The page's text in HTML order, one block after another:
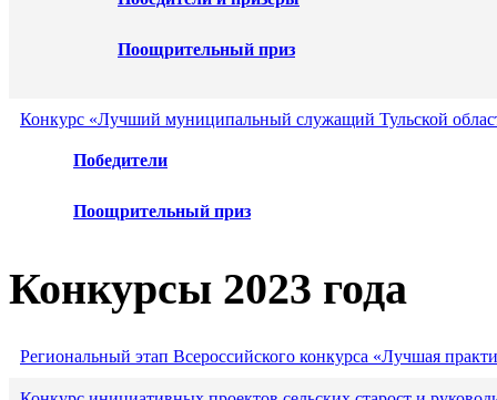
Поощрительный приз
Конкурс «Лучший муниципальный служащий Тульской
Победители
Поощрительный приз
Конкурсы 2023 года
Региональный этап Всероссийского конкурса «Лучшая